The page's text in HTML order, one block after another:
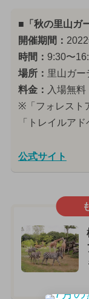
■「秋の里山ガ
開催期間：
時間： 9:30〜
場所： 里山ガー
料金： 入場無料
※「フォレスト
「トレイルア
公式サイト